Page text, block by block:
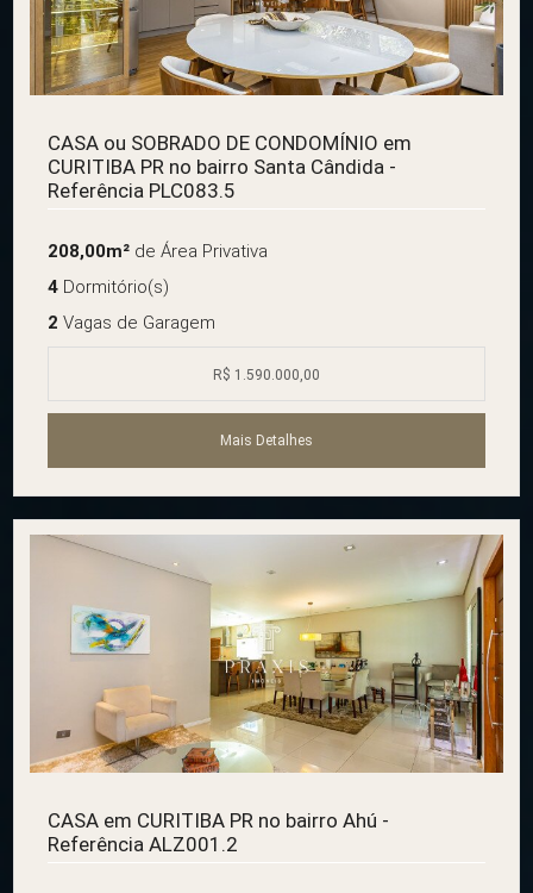
CASA ou SOBRADO DE CONDOMÍNIO em
CURITIBA PR no bairro Santa Cândida -
Referência PLC083.5
208,00m²de Área Privativa
4Dormitório(s)
2 Vagas de Garagem
R$ 1.590.000,00
Mais Detalhes
CASA em CURITIBA PR no bairro Ahú -
Referência ALZ001.2